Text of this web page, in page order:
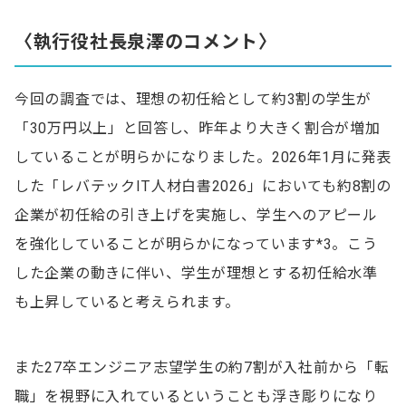
〈執行役社長泉澤のコメント〉
今回の調査では、理想の初任給として約3割の学生が
「30万円以上」と回答し、昨年より大きく割合が増加
していることが明らかになりました。2026年1月に発表
した「レバテックIT人材白書2026」においても約8割の
企業が初任給の引き上げを実施し、学生へのアピール
を強化していることが明らかになっています*3。こう
した企業の動きに伴い、学生が理想とする初任給水準
も上昇していると考えられます。
また27卒エンジニア志望学生の約7割が入社前から「転
職」を視野に入れているということも浮き彫りになり